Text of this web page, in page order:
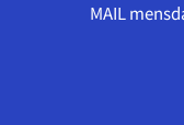
MAIL